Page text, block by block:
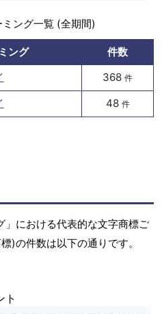
ング一覧 (全期間)
ング
件数
368 件
48 件
における代表的な文字商標ご
)の件数は以下の通りです。
ト